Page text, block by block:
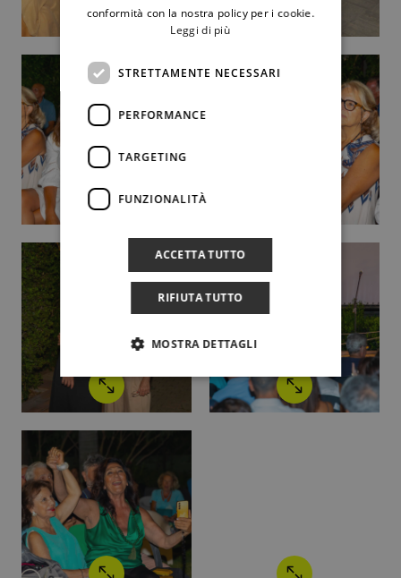
conformità con la nostra policy per i cookie.
Leggi di più
STRETTAMENTE NECESSARI
PERFORMANCE
TARGETING
FUNZIONALITÀ
ACCETTA TUTTO
RIFIUTA TUTTO
MOSTRA DETTAGLI